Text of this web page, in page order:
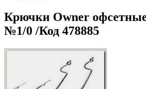
Крючки Owner офсетные
№1/0 /Код 478885